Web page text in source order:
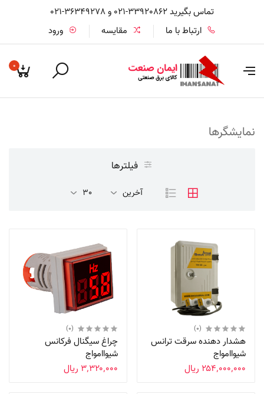
تماس بگیرید 33920862-021 و 36349278-021
ارتباط با ما
مقایسه ورود
0
نمایشگرها
فیلترها
آخرین 30
(0)
هشدار دهنده سرقت ترانس
شیواامواج
‎ ۲۵۴٬۰۰۰٬۰۰۰ریال
(0)
چراغ سیگنال فرکانس
شیواامواج
‎ ۳٬۳۲۰٬۰۰۰ریال